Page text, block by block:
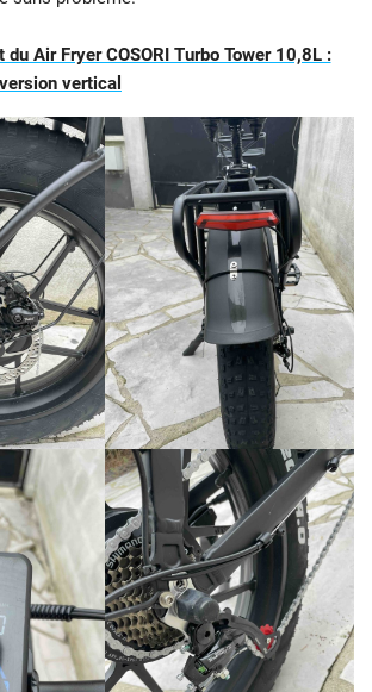
du Air Fryer COSORI Turbo Tower 10,8L :
vertical